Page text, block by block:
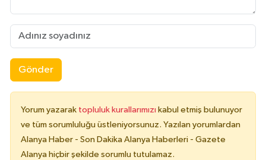
Gönder
Yorum yazarak topluluk kurallarımızı kabul etmiş bulunuyor
ve tüm sorumluluğu üstleniyorsunuz. Yazılan yorumlardan
Alanya Haber - Son Dakika Alanya Haberleri - Gazete
Alanya hiçbir şekilde sorumlu tutulamaz.